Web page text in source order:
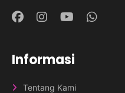
Informasi
Tentang Kami